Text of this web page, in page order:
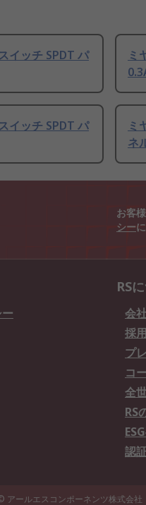
イッチ SPDT パ
ミ
イッチ SPDT パ
ミ
ネ
お客
シー
RS
会
採
プ
コ
全
RS
認
アールエスコンポーネンツ株式会社